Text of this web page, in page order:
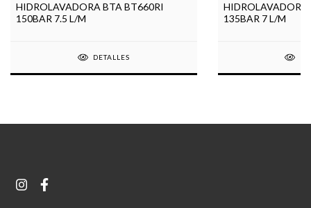
HIDROLAVADORA BTA BT660RI
150BAR 7.5 L/M
DETALLES
HIDROLAVADORA
135BAR 7 L/M